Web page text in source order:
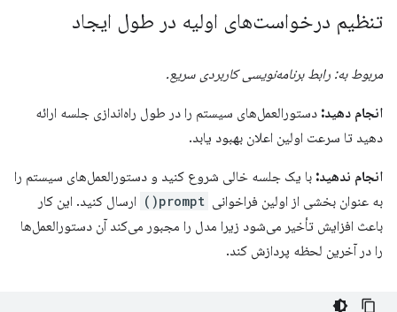
تنظیم درخواست‌های اولیه در طول ایجاد
مربوط به: رابط برنامه‌نویسی کاربردی سریع.
انجام دهید: دستورالعمل‌های سیستم را در طول راه‌اندازی جلسه ارائه
دهید تا سرعت اولین اعلان بهبود یابد.
انجام ندهید: با یک جلسه خالی شروع کنید و دستورالعمل‌های سیستم را
به عنوان بخشی از اولین فراخوانی prompt()
ارسال کنید. این کار
باعث افزایش تأخیر می‌شود زیرا مدل را مجبور می‌کند آن دستورالعمل‌ها
را در آخرین لحظه پردازش کند.